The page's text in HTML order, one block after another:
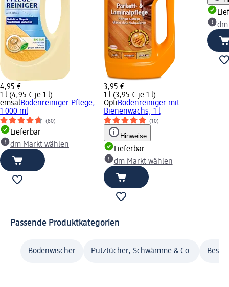
4,95 €
1 l (4,95 € je 1 l)
emsalBodenreiniger Pflege,
1 000 ml
(80)
Lieferbar
dm Markt wählen
3,95 €
1 l (3,95 € je 1 l)
OptiBodenreiniger mit
Bienenwachs, 1 l
(10)
Hinweise
Lieferbar
dm Markt wählen
Passende Produktkategorien
Bodenwischer Putztücher, Schwämme & Co.